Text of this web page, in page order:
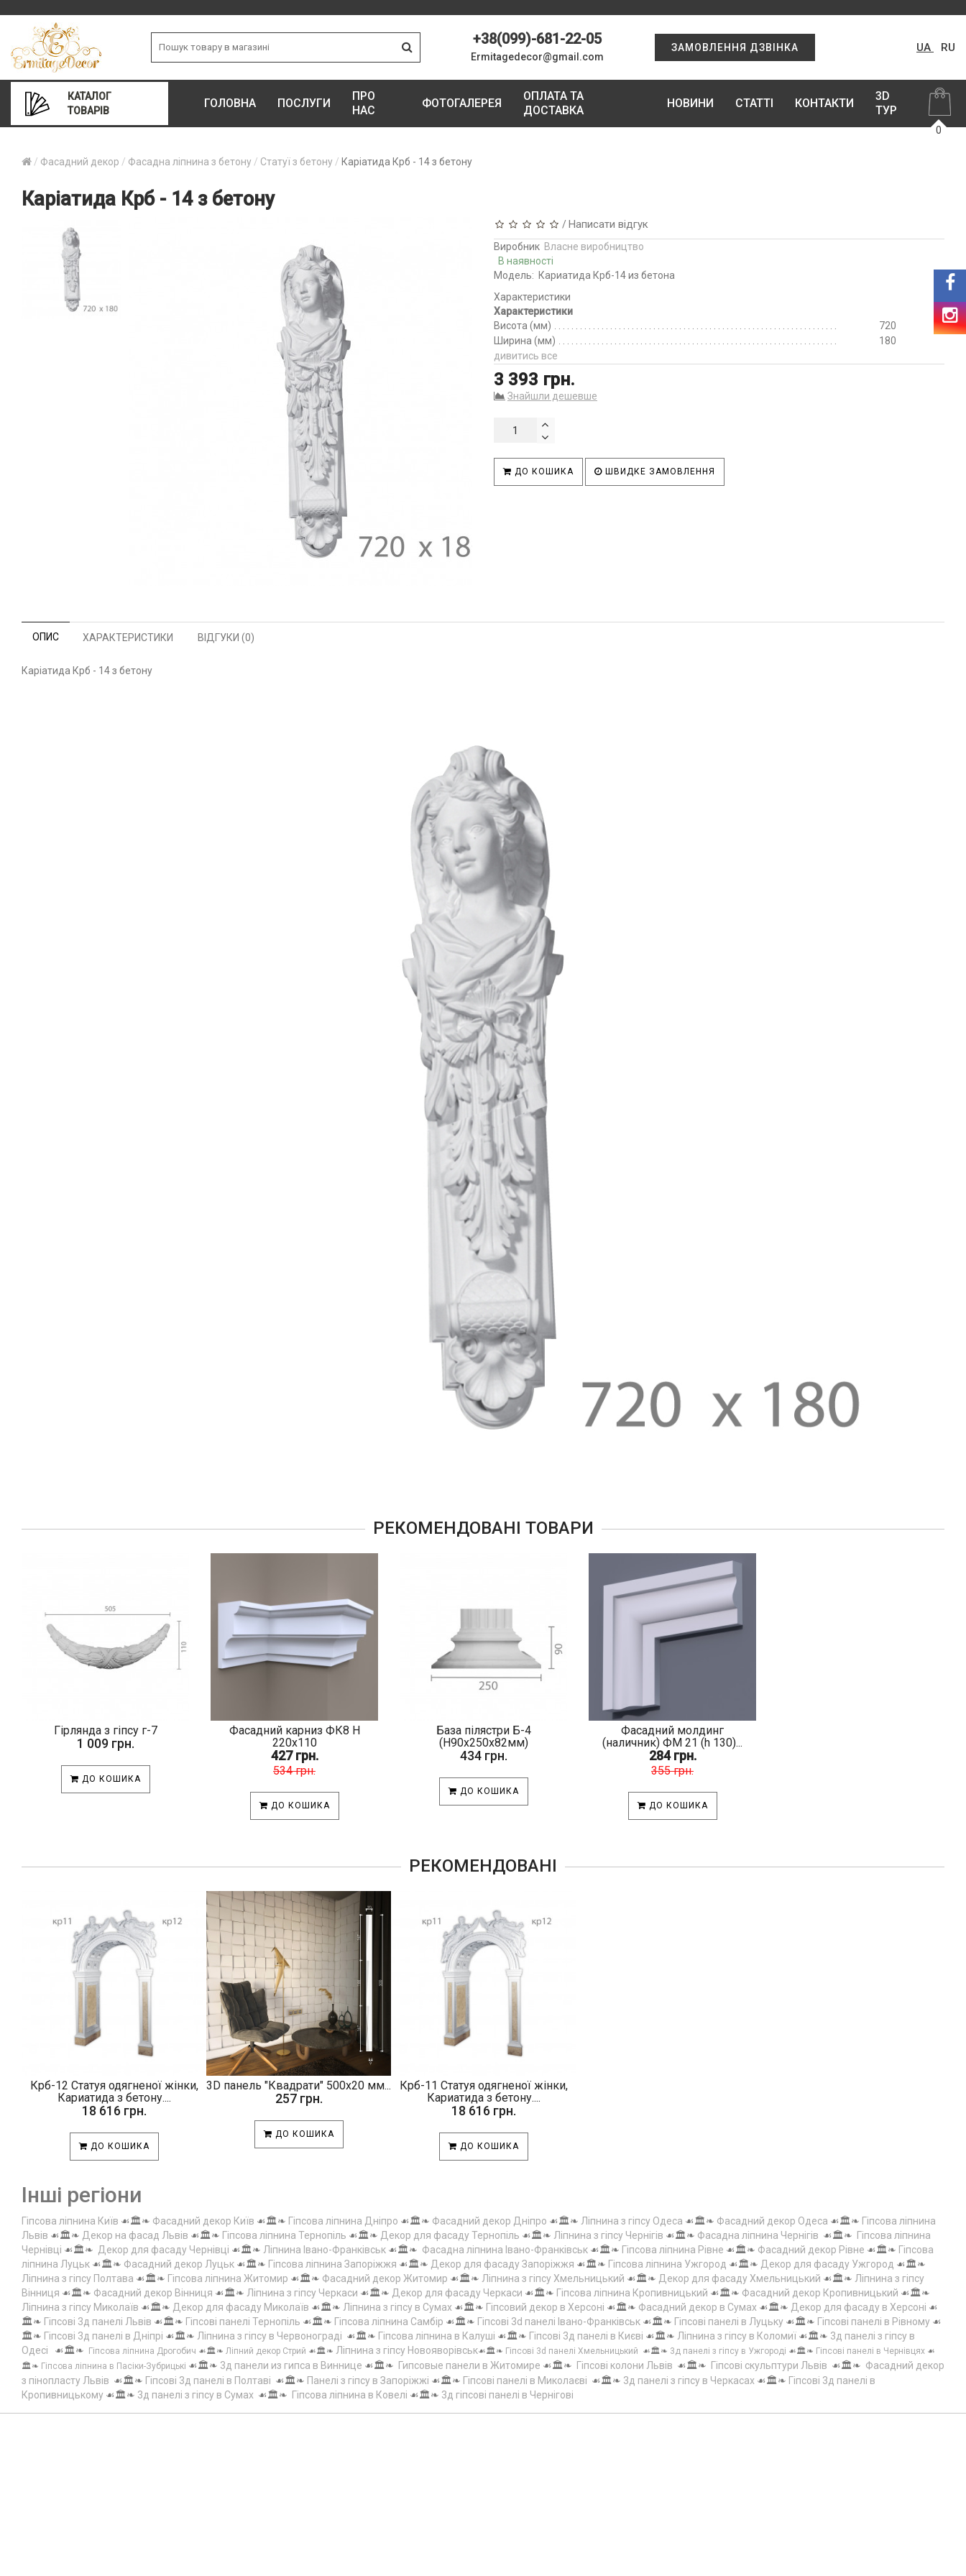
+38(099)-681-22-05
Ermitagedecor@gmail.com
ЗАМОВЛЕННЯ ДЗВІНКА UA RU
КАТАЛОГ
ТОВАРІВ
ГОЛОВНА ПОСЛУГИ
ПРО
НАС
ФОТОГАЛЕРЕЯ
ОПЛАТА ТА
ДОСТАВКА
НОВИНИ СТАТТІ КОНТАКТИ
3D
ТУР
0
Фасадний декор Фасадна ліпнина з бетону Статуї з бетону Каріатида Крб - 14 з бетону
Каріатида Крб - 14 з бетону
/Написати відгук
Виробник Власне виробництво
В наявності
Модель: Кариатида Крб-14 из бетона
Характеристики
Характеристики
Висота (мм)
720
Ширина (мм)
180
дивитись все
3 393 грн.
Знайшли дешевше
ДО КОШИКА ШВИДКЕ ЗАМОВЛЕННЯ
ОПИС ХАРАКТЕРИСТИКИ ВІДГУКИ (0)
Каріатида Крб - 14 з бетону
РЕКОМЕНДОВАНІ ТОВАРИ
Гірлянда з гіпсу г-7
1 009 грн.
ДО КОШИКА
Фасадний карниз ФК8 H
220х110
427 грн.
534 грн.
ДО КОШИКА
База пілястри Б-4
(Н90х250х82мм)
434 грн.
ДО КОШИКА
Фасадний молдинг
(наличник) ФМ 21 (h 130)...
284 грн.
355 грн.
ДО КОШИКА
РЕКОМЕНДОВАНІ
Крб-12 Статуя одягненої жінки,
Кариатида з бетону....
18 616 грн.
ДО КОШИКА
3D панель "Квадрати" 500х20 мм...
257 грн.
ДО КОШИКА
Крб-11 Статуя одягненої жінки,
Кариатида з бетону....
18 616 грн.
ДО КОШИКА
Інші регіони
Гіпсова ліпнина Київ ☙🏛️❧ Фасадний декор Київ ☙🏛️❧ Гіпсова ліпнина Дніпро ☙🏛️❧ Фасадний декор Дніпро ☙🏛️❧ Ліпнина з гіпсу Одеса ☙🏛️❧ Фасадний декор Одеса ☙🏛️❧ Гіпсова ліпнина
Львів ☙🏛️❧ Декор на фасад Львів ☙🏛️❧ Гіпсова ліпнина Тернопіль ☙🏛️❧ Декор для фасаду Тернопіль ☙🏛️❧ Ліпнина з гіпсу Чернігів ☙🏛️❧ Фасадна ліпнина Чернігів ☙🏛️❧ Гіпсова ліпнина
Чернівці ☙🏛️❧ Декор для фасаду Чернівці ☙🏛️❧ Ліпнина Івано-Франківськ ☙🏛️❧ Фасадна ліпнина Івано-Франківськ ☙🏛️❧ Гіпсова ліпнина Рівне ☙🏛️❧ Фасадний декор Рівне ☙🏛️❧ Гіпсова
ліпнина Луцьк ☙🏛️❧ Фасадний декор Луцьк ☙🏛️❧ Гіпсова ліпнина Запоріжжя ☙🏛️❧ Декор для фасаду Запоріжжя ☙🏛️❧ Гіпсова ліпнина Ужгород ☙🏛️❧ Декор для фасаду Ужгород ☙🏛️❧
Ліпнина з гіпсу Полтава ☙🏛️❧ Гіпсова ліпнина Житомир ☙🏛️❧ Фасадний декор Житомир ☙🏛️❧ Ліпнина з гіпсу Хмельницький ☙🏛️❧ Декор для фасаду Хмельницький ☙🏛️❧ Ліпнина з гіпсу
Вінниця ☙🏛️❧ Фасадний декор Вінниця ☙🏛️❧ Ліпнина з гіпсу Черкаси ☙🏛️❧ Декор для фасаду Черкаси ☙🏛️❧ Гіпсова ліпнина Кропивницький ☙🏛️❧ Фасадний декор Кропивницький ☙🏛️❧
Ліпнина з гіпсу Миколаїв ☙🏛️❧ Декор для фасаду Миколаїв ☙🏛️❧ Ліпнина з гіпсу в Сумах ☙🏛️❧ Гіпсовий декор в Херсоні ☙🏛️❧ Фасадний декор в Сумах ☙🏛️❧ Декор для фасаду в Херсоні ☙
🏛️❧ Гіпсові 3д панелі Львів ☙🏛️❧ Гіпсові панелі Тернопіль ☙🏛️❧ Гіпсова ліпнина Самбір ☙🏛️❧ Гіпсові 3d панелі Івано-Франківськ ☙🏛️❧ Гіпсові панелі в Луцьку ☙🏛️❧ Гіпсові панелі в Рівному ☙
🏛️❧ Гіпсові 3д панелі в Дніпрі ☙🏛️❧ Ліпнина з гіпсу в Червонограді ☙🏛️❧ Гіпсова ліпнина в Калуші ☙🏛️❧ Гіпсові 3д панелі в Києві ☙🏛️❧ Ліпнина з гіпсу в Коломиї ☙🏛️❧ 3д панелі з гіпсу в
Одесі ☙🏛️❧ Гіпсова ліпнина Дрогобич ☙🏛️❧ Ліпний декор Стрий ☙🏛️❧ Ліпнина з гіпсу Новояворівськ☙🏛️❧ Гіпсові 3d панелі Хмельницький ☙🏛️❧ 3д панелі з гіпсу в Ужгороді ☙🏛️❧ Гіпсові панелі в Чернівцях ☙
🏛️❧ Гіпсова ліпнина в Пасіки-Зубрицькі ☙🏛️❧ 3д панели из гипса в Виннице ☙🏛️❧ Гипсовые панели в Житомире ☙🏛️❧ Гіпсові колони Львів ☙🏛️❧ Гіпсові скульптури Львів ☙🏛️❧ Фасадний декор
з пінопласту Львів ☙🏛️❧ Гіпсові 3д панелі в Полтаві ☙🏛️❧ Панелі з гіпсу в Запоріжжі ☙🏛️❧ Гіпсові панелі в Миколаєві ☙🏛️❧ 3д панелі з гіпсу в Черкасах ☙🏛️❧ Гіпсові 3д панелі в
Кропивницькому ☙🏛️❧ 3д панелі з гіпсу в Сумах ☙🏛️❧ Гіпсова ліпнина в Ковелі ☙🏛️❧ 3д гіпсові панелі в Чернігові